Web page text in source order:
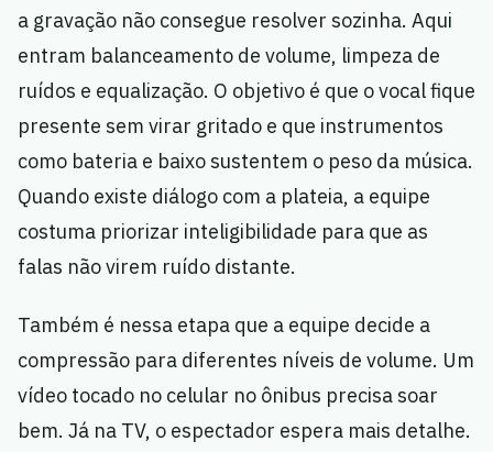
a gravação não consegue resolver sozinha. Aqui
entram balanceamento de volume, limpeza de
ruídos e equalização. O objetivo é que o vocal fique
presente sem virar gritado e que instrumentos
como bateria e baixo sustentem o peso da música.
Quando existe diálogo com a plateia, a equipe
costuma priorizar inteligibilidade para que as
falas não virem ruído distante.
Também é nessa etapa que a equipe decide a
compressão para diferentes níveis de volume. Um
vídeo tocado no celular no ônibus precisa soar
bem. Já na TV, o espectador espera mais detalhe.